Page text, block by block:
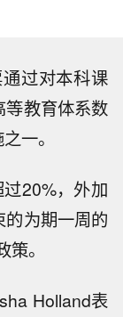
过对本科课
教育体系数
一。
20%，外加
为期一周的
。
Holland表